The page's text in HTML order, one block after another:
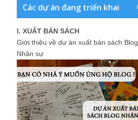
Các dự án đang triển khai
I. XUẤT BẢN SÁCH
Giới thiệu về dự án xuất bản sách Blog
Nhân sự